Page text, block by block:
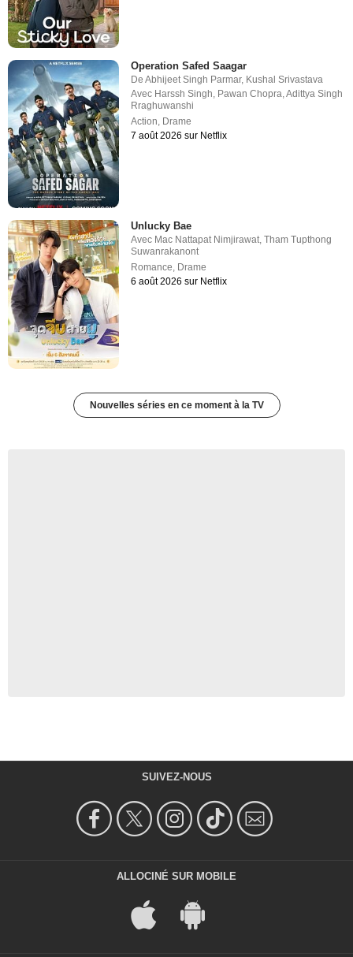
Operation Safed Saagar
DeAbhijeet Singh Parmar, Kushal Srivastava
Avec Harssh Singh, Pawan Chopra,Adittya Singh
Rraghuwanshi
Action, Drame
7 août 2026 sur Netflix
Unlucky Bae
Avec Mac Nattapat Nimjirawat,Tham Tupthong
Suwanrakanont
Romance, Drame
6 août 2026 sur Netflix
Nouvelles séries en ce moment à la TV
SUIVEZ-NOUS
ALLOCINÉ SUR MOBILE